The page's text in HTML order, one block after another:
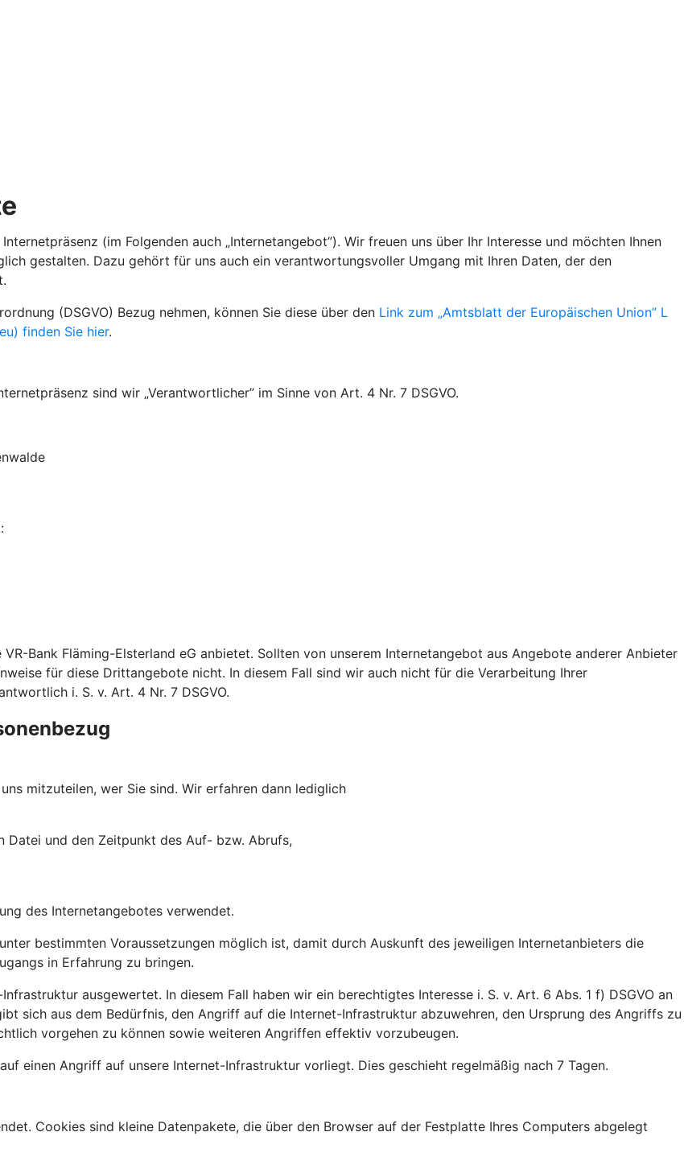
(im Folgenden auch „Internetangebot”). Wir freuen uns über Ihr Interesse und möchten Ihnen
gestalten. Dazu gehört für uns auch ein verantwortungsvoller Umgang mit Ihren Daten, der den
(DSGVO) Bezug nehmen, können Sie diese über den Link zum „Amtsblatt der Europäischen Union” L
finden Sie hier.
sind wir „Verantwortlicher” im Sinne von Art. 4 Nr. 7 DSGVO.
Bank Fläming-Elsterland eG anbietet. Sollten von unserem Internetangebot aus Angebote anderer Anbieter
für diese Drittangebote nicht. In diesem Fall sind wir auch nicht für die Verarbeitung Ihrer
i. S. v. Art. 4 Nr. 7 DSGVO.
mitzuteilen, wer Sie sind. Wir erfahren dann lediglich
Datei und den Zeitpunkt des Auf- bzw. Abrufs,
des Internetangebotes verwendet.
bestimmten Voraussetzungen möglich ist, damit durch Auskunft des jeweiligen Internetanbieters die
in Erfahrung zu bringen.
ausgewertet. In diesem Fall haben wir ein berechtigtes Interesse i. S. v. Art. 6 Abs. 1 f) DSGVO an
sich aus dem Bedürfnis, den Angriff auf die Internet-Infrastruktur abzuwehren, den Ursprung des Angriffs zu
vorgehen zu können sowie weiteren Angriffen effektiv vorzubeugen.
einen Angriff auf unsere Internet-Infrastruktur vorliegt. Dies geschieht regelmäßig nach 7 Tagen.
Cookies sind kleine Datenpakete, die über den Browser auf der Festplatte Ihres Computers abgelegt